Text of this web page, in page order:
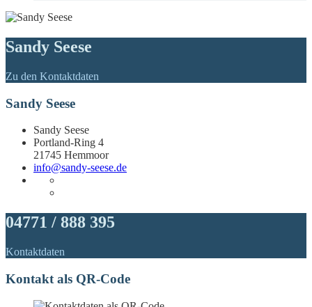
Sandy Seese
Zu den Kontaktdaten
Sandy Seese
Sandy Seese
Portland-Ring 4
21745 Hemmoor
info@sandy-seese.de
04771 / 888 395
Kontaktdaten
Kontakt als QR-Code